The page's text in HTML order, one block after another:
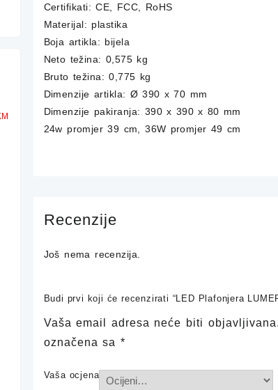
Certifikati: CE, FCC, RoHS
Materijal: plastika
Boja artikla: bijela
Neto težina: 0,575 kg
Bruto težina: 0,775 kg
Dimenzije artikla: Ø 390 x 70 mm
Dimenzije pakiranja: 390 x 390 x 80 mm
24w promjer 39 cm, 36W promjer 49 cm
Recenzije
Još nema recenzija.
Budi prvi koji će recenzirati “LED Plafonjera
Vaša email adresa neće biti objavljivana.
označena sa *
Vaša ocjena